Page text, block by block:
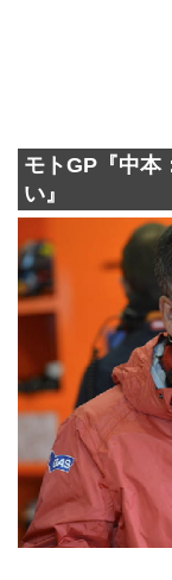
モトGP『中本
い』